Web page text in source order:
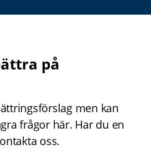
på
men kan
frågor här. Har du en
oss.